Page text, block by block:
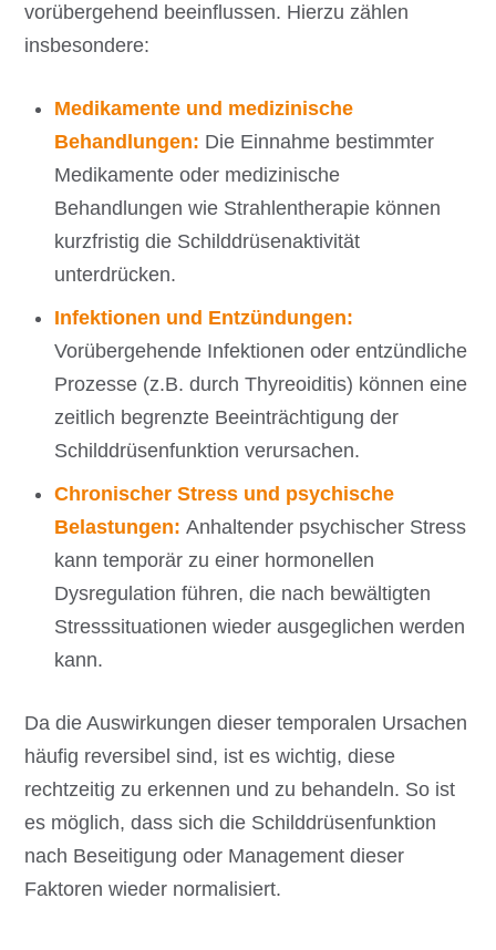
vorübergehend beeinflussen. Hierzu zählen
insbesondere:
Medikamente und medizinische
Behandlungen: Die Einnahme bestimmter
Medikamente oder medizinische
Behandlungen wie Strahlentherapie können
kurzfristig die Schilddrüsenaktivität
unterdrücken.
Infektionen und Entzündungen:
Vorübergehende Infektionen oder entzündliche
Prozesse (z.B. durch Thyreoiditis) können eine
zeitlich begrenzte Beeinträchtigung der
Schilddrüsenfunktion verursachen.
Chronischer Stress und psychische
Belastungen:Anhaltender psychischer Stress
kann temporär zu einer hormonellen
Dysregulation führen, die nach bewältigten
Stresssituationen wieder ausgeglichen werden
kann.
Da die Auswirkungen dieser temporalen Ursachen
häufig reversibel sind, ist es wichtig, diese
rechtzeitig zu erkennen und zu behandeln. So ist
es möglich, dass sich die Schilddrüsenfunktion
nach Beseitigung oder Management dieser
Faktoren wieder normalisiert.